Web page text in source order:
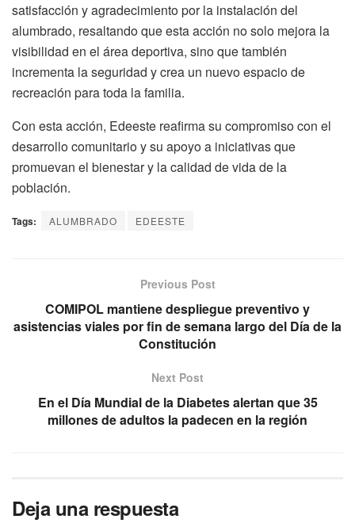
satisfacción y agradecimiento por la instalación del
alumbrado, resaltando que esta acción no solo mejora la
visibilidad en el área deportiva, sino que también
incrementa la seguridad y crea un nuevo espacio de
recreación para toda la familia.
Con esta acción, Edeeste reafirma su compromiso con el
desarrollo comunitario y su apoyo a iniciativas que
promuevan el bienestar y la calidad de vida de la
población.
Tags: ALUMBRADO EDEESTE
Previous Post
COMIPOL mantiene despliegue preventivo y
asistencias viales por fin de semana largo del Día de la
Constitución
Next Post
En el Día Mundial de la Diabetes alertan que 35
millones de adultos la padecen en la región
Deja una respuesta